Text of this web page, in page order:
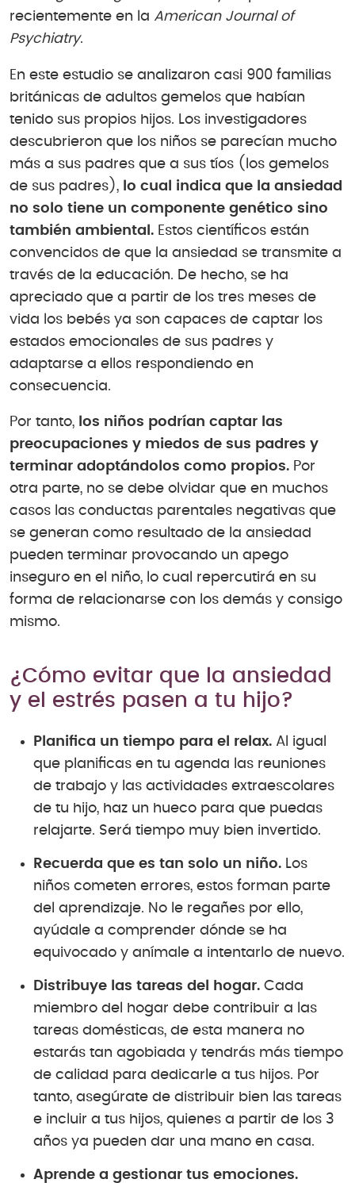
recientemente en la American Journal of
Psychiatry.
En este estudio se analizaron casi 900 familias
británicas de adultos gemelos que habían
tenido sus propios hijos. Los investigadores
descubrieron que los niños se parecían mucho
más a sus padres que a sus tíos (los gemelos
de sus padres), lo cual indica que la ansiedad
no solo tiene un componente genético sino
también ambiental. Estos científicos están
convencidos de que la ansiedad se transmite a
través de la educación. De hecho, se ha
apreciado que a partir de los tres meses de
vida los bebés ya son capaces de captar los
estados emocionales de sus padres y
adaptarse a ellos respondiendo en
consecuencia.
Por tanto, los niños podrían captar las
preocupaciones y miedos de sus padres y
terminar adoptándolos como propios. Por
otra parte, no se debe olvidar que en muchos
casos las conductas parentales negativas que
se generan como resultado de la ansiedad
pueden terminar provocando un apego
inseguro en el niño, lo cual repercutirá en su
forma de relacionarse con los demás y consigo
mismo.
¿Cómo evitar que la ansiedad
y el estrés pasen a tu hijo?
Planifica un tiempo para el relax. Al igual
que planificas en tu agenda las reuniones
de trabajo y las actividades extraescolares
de tu hijo, haz un hueco para que puedas
relajarte. Será tiempo muy bien invertido.
Recuerda que es tan solo un niño. Los
niños cometen errores, estos forman parte
del aprendizaje. No le regañes por ello,
ayúdale a comprender dónde se ha
equivocado y anímale a intentarlo de nuevo.
Distribuye las tareas del hogar. Cada
miembro del hogar debe contribuir a las
tareas domésticas, de esta manera no
estarás tan agobiada y tendrás más tiempo
de calidad para dedicarle a tus hijos. Por
tanto, asegúrate de distribuir bien las tareas
e incluir a tus hijos, quienes a partir de los 3
años ya pueden dar una mano en casa.
Aprende a gestionar tus emociones.